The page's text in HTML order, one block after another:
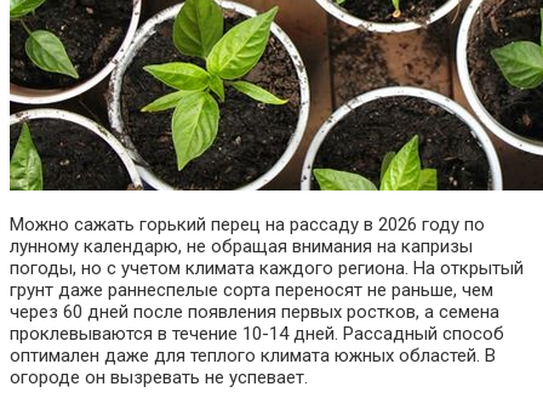
Можно сажать горький перец на рассаду в 2026 году по
лунному календарю, не обращая внимания на капризы
погоды, но с учетом климата каждого региона. На открытый
грунт даже раннеспелые сорта переносят не раньше, чем
через 60 дней после появления первых ростков, а семена
проклевываются в течение 10-14 дней. Рассадный способ
оптимален даже для теплого климата южных областей. В
огороде он вызревать не успевает.